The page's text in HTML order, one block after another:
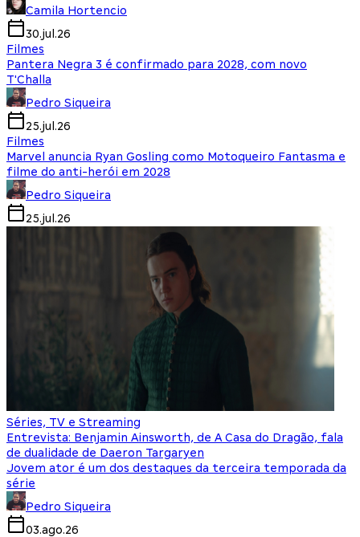
Camila Hortencio
30.jul.26
Filmes
Pantera Negra 3 é confirmado para 2028, com novo
T'Challa
Pedro Siqueira
25.jul.26
Filmes
Marvel anuncia Ryan Gosling como Motoqueiro Fantasma e
filme do anti-herói em 2028
Pedro Siqueira
25.jul.26
Séries, TV e Streaming
Entrevista: Benjamin Ainsworth, de A Casa do Dragão, fala
de dualidade de Daeron Targaryen
Jovem ator é um dos destaques da terceira temporada da
série
Pedro Siqueira
03.ago.26